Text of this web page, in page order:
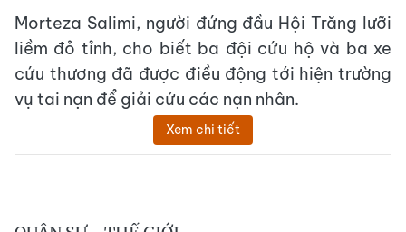
Morteza Salimi, người đứng đầu Hội Trăng lưỡi
liềm đỏ tỉnh, cho biết ba đội cứu hộ và ba xe
cứu thương đã được điều động tới hiện trường
vụ tai nạn để giải cứu các nạn nhân.
Xem chi tiết